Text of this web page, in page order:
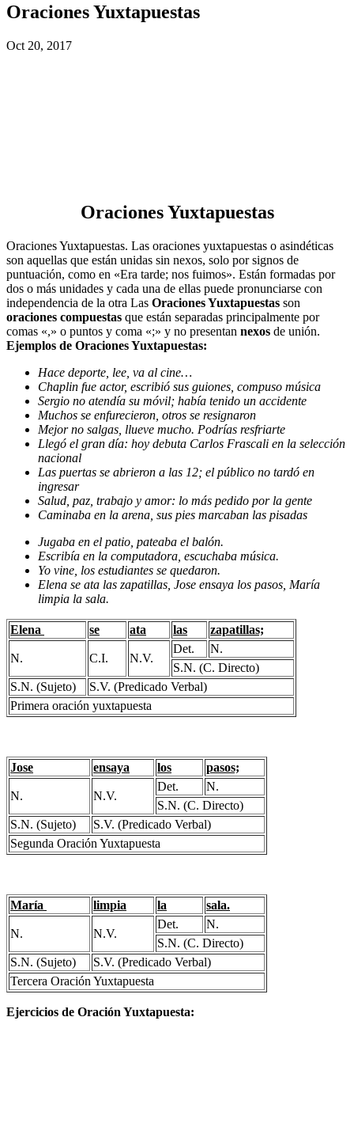
Oraciones Yuxtapuestas
Oct 20, 2017
Oraciones Yuxtapuestas
Oraciones Yuxtapuestas. Las oraciones yuxtapuestas o asindéticas​
son aquellas que están unidas sin nexos, solo por signos de
puntuación, como en «Era tarde; nos fuimos». Están formadas por
dos o más unidades y cada una de ellas puede pronunciarse con
independencia de la otra Las Oraciones Yuxtapuestas son
oraciones compuestas que están separadas principalmente por
comas «,» o puntos y coma «;» y no presentan nexos de unión.
Ejemplos de Oraciones Yuxtapuestas:
Hace deporte, lee, va al cine…
Chaplin fue actor, escribió sus guiones, compuso música
Sergio no atendía su móvil; había tenido un accidente
Muchos se enfurecieron, otros se resignaron
Mejor no salgas, llueve mucho. Podrías resfriarte
Llegó el gran día: hoy debuta Carlos Frascali en la selección
nacional
Las puertas se abrieron a las 12; el público no tardó en
ingresar
Salud, paz, trabajo y amor: lo más pedido por la gente
Caminaba en la arena, sus pies marcaban las pisadas
Jugaba en el patio, pateaba el balón.
Escribía en la computadora, escuchaba música.
Yo vine, los estudiantes se quedaron.
Elena se ata las zapatillas, Jose ensaya los pasos, María
limpia la sala.
Elena se ata las zapatillas;
N. C.I. N.V.
Det.
N.
S.N. (C. Directo)
S.N. (Sujeto)
S.V. (Predicado Verbal)
Primera oración yuxtapuesta
Jose ensaya los pasos;
N. N.V.
Det.
N.
S.N. (C. Directo)
S.N. (Sujeto)
S.V. (Predicado Verbal)
Segunda Oración Yuxtapuesta
María limpia la sala.
N. N.V.
Det.
N.
S.N. (C. Directo)
S.N. (Sujeto)
S.V. (Predicado Verbal)
Tercera Oración Yuxtapuesta
Ejercicios de Oración Yuxtapuesta: